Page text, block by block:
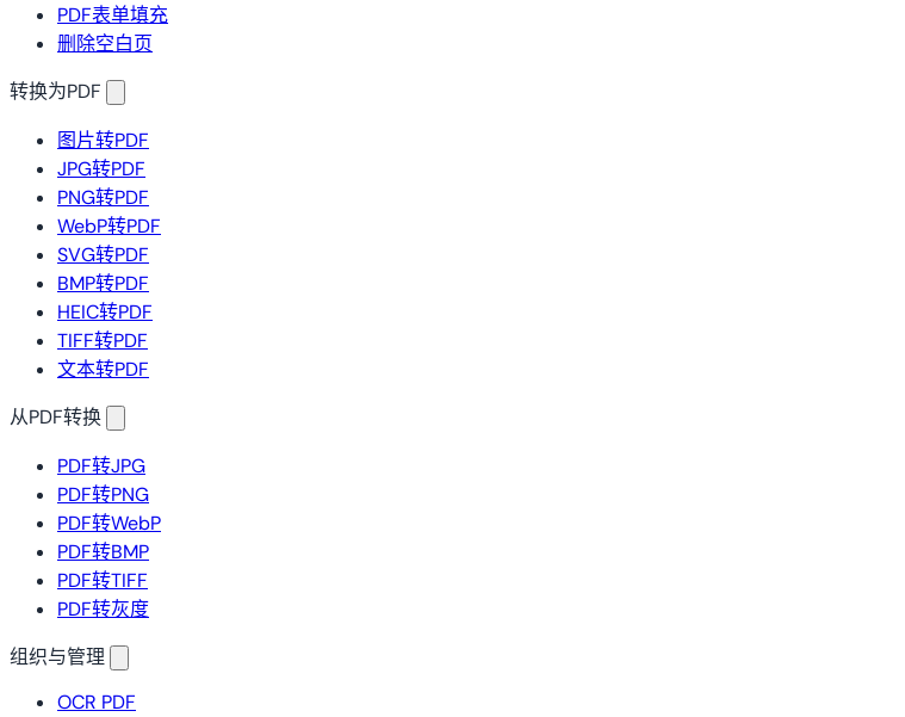
PDF表单填充
删除空白页
转换为PDF
图片转PDF
JPG转PDF
PNG转PDF
WebP转PDF
SVG转PDF
BMP转PDF
HEIC转PDF
TIFF转PDF
文本转PDF
从PDF转换
PDF转JPG
PDF转PNG
PDF转WebP
PDF转BMP
PDF转TIFF
PDF转灰度
组织与管理
OCR PDF